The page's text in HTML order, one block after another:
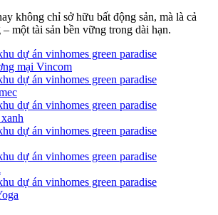
không chỉ sở hữu bất động sản, mà là cả
một tài sản bền vững trong dài hạn.
mại Vincom